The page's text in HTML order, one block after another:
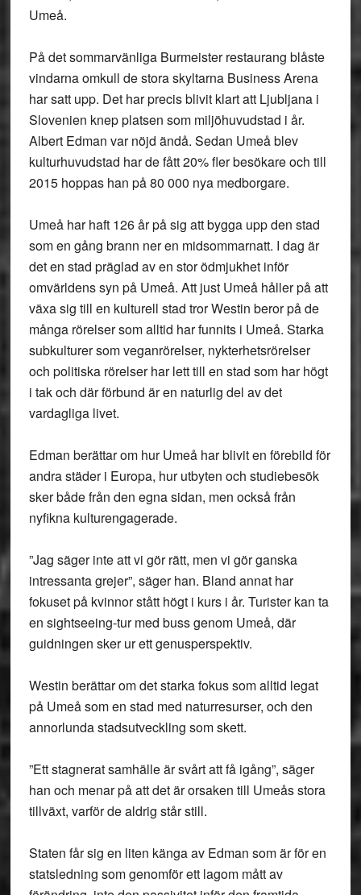
Umeå.
På det sommarvänliga Burmeister restaurang blåste
vindarna omkull de stora skyltarna Business Arena
har satt upp. Det har precis blivit klart att Ljubljana i
Slovenien knep platsen som miljöhuvudstad i år.
Albert Edman var nöjd ändå. Sedan Umeå blev
kulturhuvudstad har de fått 20% fler besökare och till
2015 hoppas han på 80 000 nya medborgare.
Umeå har haft 126 år på sig att bygga upp den stad
som en gång brann ner en midsommarnatt. I dag är
det en stad präglad av en stor ödmjukhet inför
omvärldens syn på Umeå. Att just Umeå håller på att
växa sig till en kulturell stad tror Westin beror på de
många rörelser som alltid har funnits i Umeå. Starka
subkulturer som veganrörelser, nykterhetsrörelser
och politiska rörelser har lett till en stad som har högt
i tak och där förbund är en naturlig del av det
vardagliga livet.
Edman berättar om hur Umeå har blivit en förebild för
andra städer i Europa, hur utbyten och studiebesök
sker både från den egna sidan, men också från
nyfikna kulturengagerade.
”Jag säger inte att vi gör rätt, men vi gör ganska
intressanta grejer”, säger han. Bland annat har
fokuset på kvinnor stått högt i kurs i år. Turister kan ta
en sightseeing-tur med buss genom Umeå, där
guidningen sker ur ett genusperspektiv.
Westin berättar om det starka fokus som alltid legat
på Umeå som en stad med naturresurser, och den
annorlunda stadsutveckling som skett.
”Ett stagnerat samhälle är svårt att få igång”, säger
han och menar på att det är orsaken till Umeås stora
tillväxt, varför de aldrig står still.
Staten får sig en liten känga av Edman som är för en
statsledning som genomför ett lagom mått av